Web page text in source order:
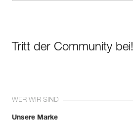
Tritt der Community bei!
WER WIR SIND
Unsere Marke